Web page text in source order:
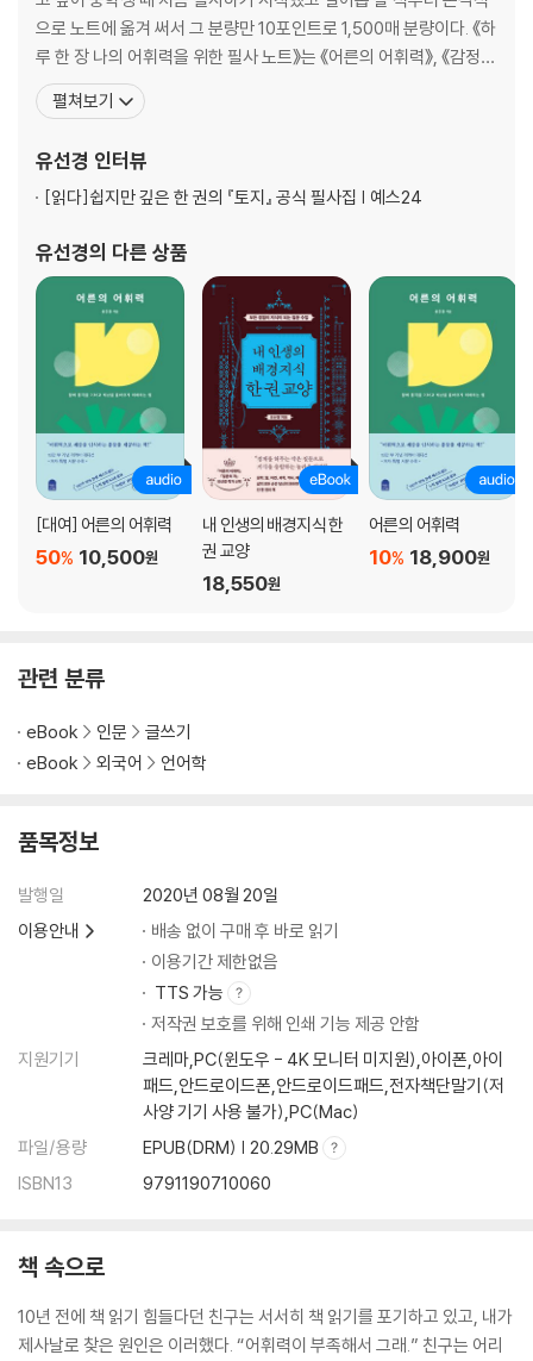
5. 맞춤법과 기본 문법부터 익혀라
6. 독심술보다 말의 힘을 믿어라
7. 내 말이 타인의 감정에 영향을 끼친다는 걸 인지하라
8. 공감, 어휘력을 키우는 으뜸 조건
10. 사투리인 줄 알았는데 말맛 나는 우리말
1. 말맛을 파악하라
2. 글을 쉽게 쓰는 기초 요령
3. 수식어를 용언으로 돌려라
4. 생각이 충만한 게 먼저다
5. 틀 만드는 연습
6. 기본 문장 쓰기부터 능숙하게 익혀라
7. 문장 수집과 필사
8. 자료와 근거 제대로 활용하기
10. 변칙을 배울 수 있는 텍스트, 노랫말
11. 관점을 키우는 책 읽기
2. 낱말을 뒤살피고 음미하면 어휘력을 확장할 수 있다
3. 음소로 시작해 어휘력과 사고력 확장하기
5. 질문으로 시작해 어휘력과 사고력 확장하기
으로 노트에 옮겨 써서 그 분량만 10포인트로 1,500매 분량이다. 《하
루 한 장 나의 어휘력을 위한 필사 노트》는 《어른의 어휘력》, 《감정
어휘》 등 ‘어휘력’ 관련 최다 판매를 기록한 유선경 작가의 첫 필사 책
이다. 동서고금 다양한 분야의 책에서 길어 올린 아름답고 지혜로운
키는 구체적인 방법을 담았다. 왜 모든 사람
펼쳐보기
유선경 인터뷰
[읽다]쉽지만 깊은 한 권의 『토지』 공식 필사집 | 예스24
유선경의 다른 상품
[대여] 어른의 어휘력
10,500원
50%
내 인생의 배경지식 한
권 교양
18,550원
어른의 어휘력
18,900원
10%
관련 분류
eBook 인문
글쓰기
eBook
외국어 언어학
품목정보
발행일
2020년 08월 20일
이용안내
배송 없이 구매 후 바로 읽기
이용기간 제한없음
TTS 가능
저작권 보호를 위해 인쇄 기능 제공 안함
지원기기
크레마,PC(윈도우 - 4K 모니터 미지원),아이폰,아이
패드,안드로이드폰,안드로이드패드,전자책단말기(저
사양 기기 사용 불가),PC(Mac)
파일/용량
EPUB(DRM) | 20.29MB
ISBN13
9791190710060
책 속으로
10년 전에 책 읽기 힘들다던 친구는 서서히 책 읽기를 포기하고 있고, 내가
제사날로 찾은 원인은 이러했다. “어휘력이 부족해서 그래.” 친구는 어리